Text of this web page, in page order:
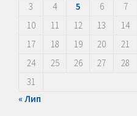
3
4 5 6 7
10
11 12 13 14
17
18 19 20 21
24
25 26 27 28
31
« Лип